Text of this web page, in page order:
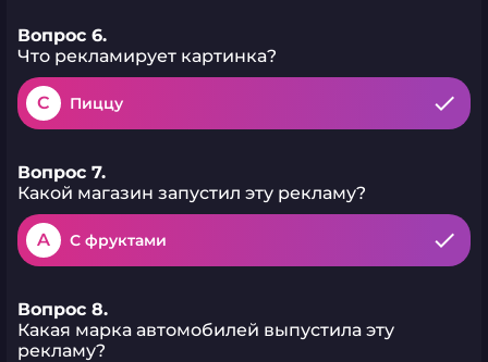
Вопрос 6.
Что рекламирует картинка?
C Пиццу
Вопрос 7.
Какой магазин запустил эту рекламу?
A С фруктами
Вопрос 8.
Какая марка автомобилей выпустила эту
рекламу?